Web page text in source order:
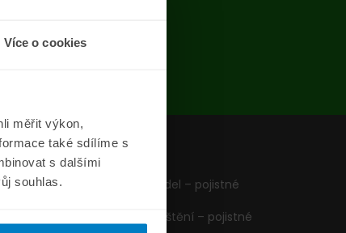
Více o cookies
měřit výkon,
také sdílíme s
s dalšími
souhlas.
Formuláře
Pojištění vozidel – pojistné
Cestovní pojištění – pojistné